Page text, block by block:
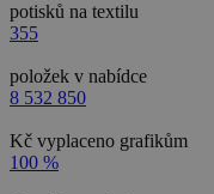
potisků na textilu
355
položek v nabídce
8 532 850
Kč vyplaceno grafikům
100 %